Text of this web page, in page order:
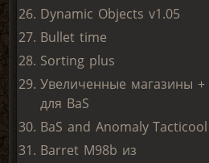
Dynamic Objects v1.05
Bullet time
Sorting plus
Увеличенные магазины
для BaS
BaS and Anomaly
Barret M98b из